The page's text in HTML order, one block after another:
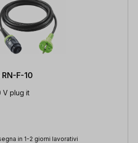
F-10
V plug it
in 1-2 giorni lavorativi